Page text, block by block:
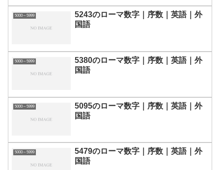
5000～5999
5243のローマ数字｜序数｜英語｜外
国語
5000～5999
5380のローマ数字｜序数｜英語｜外
国語
5000～5999
5095のローマ数字｜序数｜英語｜外
国語
5000～5999
5479のローマ数字｜序数｜英語｜外
国語